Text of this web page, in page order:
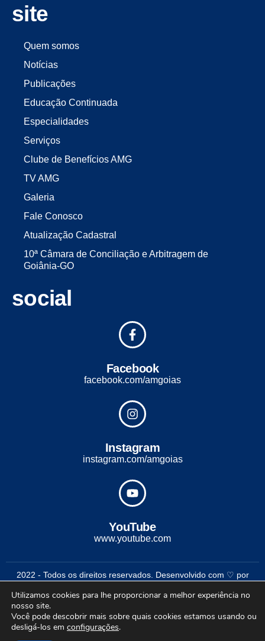
site
Quem somos
Notícias
Publicações
Educação Continuada
Especialidades
Serviços
Clube de Benefícios AMG
TV AMG
Galeria
Fale Conosco
Atualização Cadastral
10ª Câmara de Conciliação e Arbitragem de
Goiânia-GO
social
Facebook
facebook.com/amgoias
Instagram
instagram.com/amgoias
YouTube
www.youtube.com
2022 - Todos os direitos reservados. Desenvolvido com ♡ por
Utilizamos cookies para lhe proporcionar a melhor experiência no
nosso site.
Você pode descobrir mais sobre quais cookies estamos usando ou
desligá-los em configurações.